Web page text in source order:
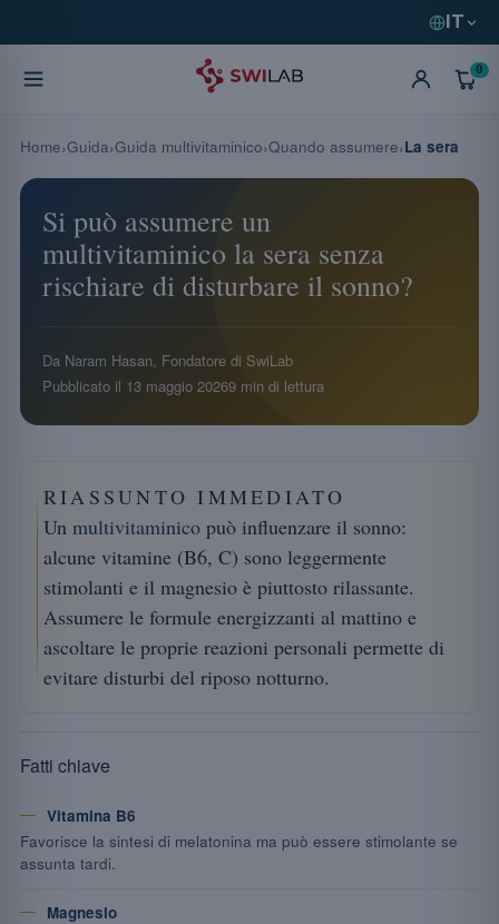
IT
0
Si può assumere un
multivitaminico la sera senza
rischiare di disturbare il sonno?
Da Naram Hasan, Fondatore di SwiLab
Pubblicato il 13 maggio 20269 min di lettura
RIASSUNTO IMMEDIATO
Un multivitaminico può influenzare il sonno:
alcune vitamine (B6, C) sono leggermente
stimolanti e il magnesio è piuttosto rilassante.
Assumere le formule energizzanti al mattino e
ascoltare le proprie reazioni personali permette di
evitare disturbi del riposo notturno.
Fatti chiave
Vitamina B6
Favorisce la sintesi di melatonina ma può essere stimolante se
assunta tardi.
Magnesio
Home Guida Guida multivitaminico Quando assumere La sera